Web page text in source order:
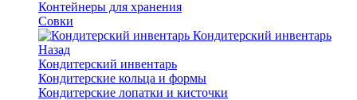
Контейнеры для хранения
Совки
Кондитерский инвентарь
Назад
Кондитерский инвентарь
Кондитерские кольца и формы
Кондитерские лопатки и кисточки